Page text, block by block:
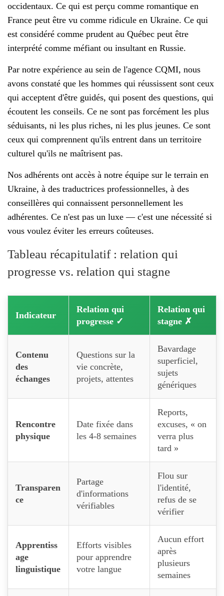
occidentaux. Ce qui est perçu comme romantique en
France peut être vu comme ridicule en Ukraine. Ce qui
est considéré comme prudent au Québec peut être
interprété comme méfiant ou insultant en Russie.
Par notre expérience au sein de l'agence CQMI, nous
avons constaté que les hommes qui réussissent sont ceux
qui acceptent d'être guidés, qui posent des questions, qui
écoutent les conseils. Ce ne sont pas forcément les plus
séduisants, ni les plus riches, ni les plus jeunes. Ce sont
ceux qui comprennent qu'ils entrent dans un territoire
culturel qu'ils ne maîtrisent pas.
Nos adhérents ont accès à notre équipe sur le terrain en
Ukraine, à des traductrices professionnelles, à des
conseillères qui connaissent personnellement les
adhérentes. Ce n'est pas un luxe — c'est une nécessité si
vous voulez éviter les erreurs coûteuses.
Tableau récapitulatif : relation qui
progresse vs. relation qui stagne
Indicateur
Relation qui
progresse ✓
Relation qui
stagne ✗
Contenu
des
échanges
Questions sur la
vie concrète,
projets, attentes
Bavardage
superficiel,
sujets
génériques
Rencontre
physique
Date fixée dans
les 4-8 semaines
Reports,
excuses, « on
verra plus
tard »
Transparen
ce
Partage
d'informations
vérifiables
Flou sur
l'identité,
refus de se
vérifier
Apprentiss
age
linguistique
Efforts visibles
pour apprendre
votre langue
Aucun effort
après
plusieurs
semaines